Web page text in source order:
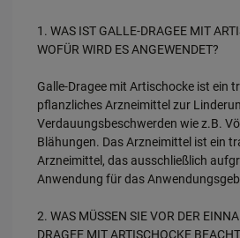
1. WAS IST GALLE-DRAGEE MIT
WOFÜR WIRD ES ANGEWENDET?
Galle-Dragee mit Artischocke ist ein
pflanzliches Arzneimittel zur
Verdauungsbeschwerden wie z.B.
Blähungen. Das Arzneimittel ist ein
Arzneimittel, das ausschließlich
Anwendung für das
2. WAS MÜSSEN SIE VOR DER
DRAGEE MIT ARTISCHOCKE